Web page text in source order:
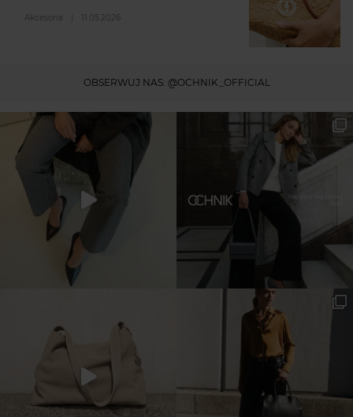
Akcesoria 11.05.2026
OBSERWUJ NAS: @OCHNIK_OFFICIAL